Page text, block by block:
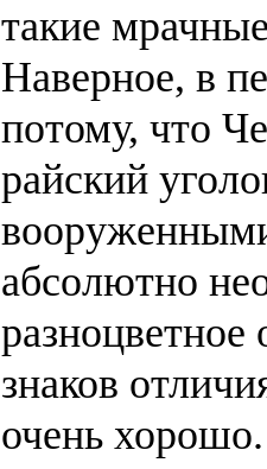
такие
Наверное, в
потому, что
райский
абсолютно
разноцветное
знаков
очень